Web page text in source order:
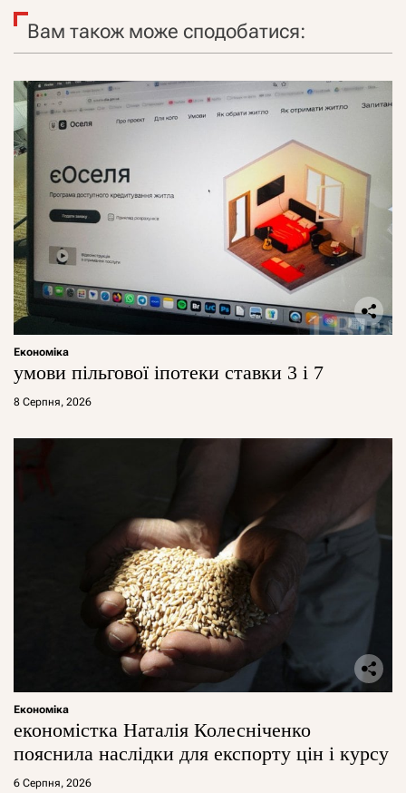
Вам також може сподобатися:
Економіка
умови пільгової іпотеки ставки 3 і 7
8 Серпня, 2026
Економіка
економістка Наталія Колесніченко
пояснила наслідки для експорту цін і курсу
6 Серпня, 2026